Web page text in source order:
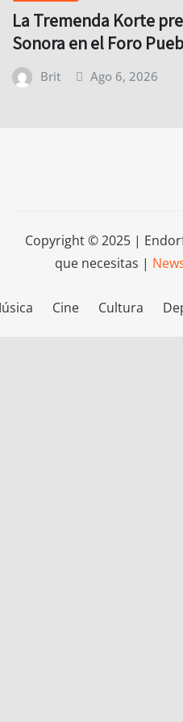
La Tremenda Korte
Sonora en el Foro
Brit Ago 6, 2026
Copyright © 2025 |
que necesitas |
Cine Cultura